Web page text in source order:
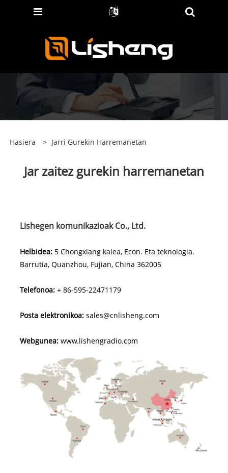
Hasiera > Jarri Gurekin Harremanetan
Jar zaitez gurekin harremanetan
Lishegen komunikazioak Co., Ltd.
Helbidea:5 Chongxiang kalea, Econ. Eta teknologia.
Barrutia, Quanzhou, Fujian, China 362005
Telefonoa: + 86-595-22471179
Posta elektronikoa: sales@cnlisheng.com
Webgunea: www.lishengradio.com